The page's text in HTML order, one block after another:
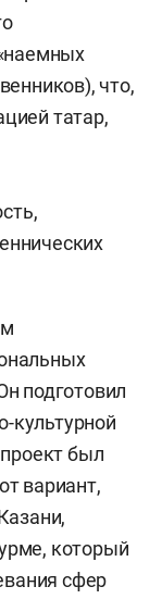
что,
татар,
подготовил
культурной
был
вариант,
который
сфер